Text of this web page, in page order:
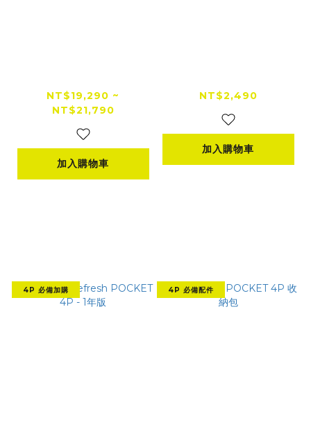
影級手持攝影機相機 |
廣角中焦雙鏡頭
NT$19,290 ~
NT$21,790
加入購物車
NT$2,490
加入購物車
4P 必備加購 4P 必備配件